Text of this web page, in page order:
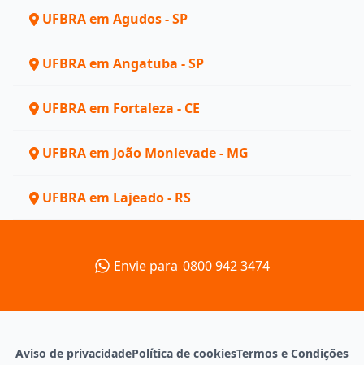
UFBRA em Agudos - SP
UFBRA em Angatuba - SP
UFBRA em Fortaleza - CE
UFBRA em João Monlevade - MG
UFBRA em Lajeado - RS
Envie para 0800 942 3474
Aviso de privacidadePolítica de cookiesTermos e Condições